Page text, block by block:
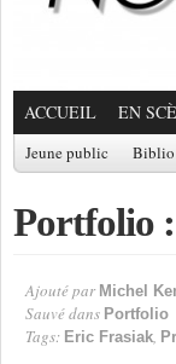
ACCUEIL EN
Jeune public Biblio
Portfolio
Ajouté par Michel
Sauvé dans Portfolio
Tags: Eric Frasiak,